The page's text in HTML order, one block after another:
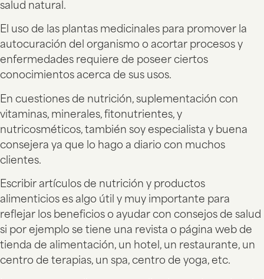
salud natural.
El uso de las plantas medicinales para promover la
autocuración del organismo o acortar procesos y
enfermedades requiere de poseer ciertos
conocimientos acerca de sus usos.
En cuestiones de nutrición, suplementación con
vitaminas, minerales, fitonutrientes, y
nutricosméticos, también soy especialista y buena
consejera ya que lo hago a diario con muchos
clientes.
Escribir artículos de nutrición y productos
alimenticios es algo útil y muy importante para
reflejar los beneficios o ayudar con consejos de salud
si por ejemplo se tiene una revista o página web de
tienda de alimentación, un hotel, un restaurante, un
centro de terapias, un spa, centro de yoga, etc.